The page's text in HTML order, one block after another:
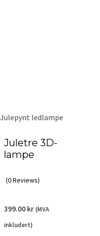
Juletre 3D-
lampe
(0 Reviews)
399.00 kr (MVA
inkludert)